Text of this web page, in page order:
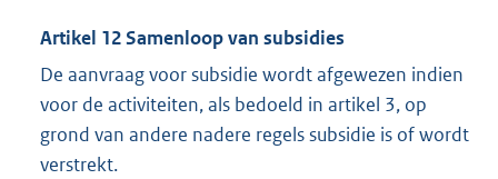
Artikel 12 Samenloop van subsidies
De aanvraag voor subsidie wordt afgewezen indien
voor de activiteiten, als bedoeld in artikel 3, op
grond van andere nadere regels subsidie is of wordt
verstrekt.